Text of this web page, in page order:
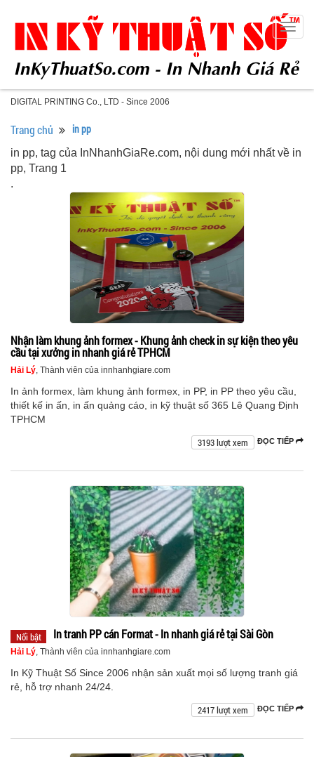
DIGITAL PRINTING Co., LTD - Since 2006
Trang chủ in pp
in pp, tag của InNhanhGiaRe.com, nội dung mới nhất về in
pp, Trang 1
.
Nhận làm khung ảnh formex - Khung ảnh check in sự kiện theo yêu
cầu tại xưởng in nhanh giá rẻ TPHCM
Hải Lý, Thành viên của innhanhgiare.com
In ảnh formex, làm khung ảnh formex, in PP, in PP theo yêu cầu,
thiết kế in ấn, in ấn quảng cáo, in kỹ thuật số 365 Lê Quang Định
TPHCM
ĐỌC TIẾP
3193 lượt xem
Nổi bật In tranh PP cán Format - In nhanh giá rẻ tại Sài Gòn
Hải Lý, Thành viên của innhanhgiare.com
In Kỹ Thuật Số Since 2006 nhận sản xuất mọi số lượng tranh giá
rẻ, hỗ trợ nhanh 24/24.
ĐỌC TIẾP
2417 lượt xem